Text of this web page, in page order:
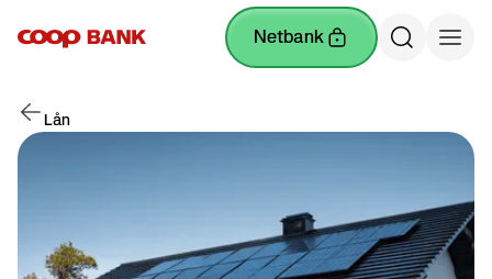
netbank
Lån